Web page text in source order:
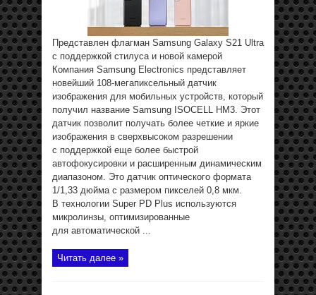
Представлен флагман Samsung Galaxy S21 Ultra
с поддержкой стилуса и новой камерой
Компания Samsung Electronics представляет
новейший 108-мегапиксельный датчик
изображения для мобильных устройств, который
получил название Samsung ISOCELL HM3. Этот
датчик позволит получать более четкие и яркие
изображения в сверхвысоком разрешении
с поддержкой еще более быстрой
автофокусировки и расширенным динамическим
диапазоном. Это датчик оптического формата
1/1,33 дюйма с размером пикселей 0,8 мкм.
В технологии Super PD Plus используются
микролинзы, оптимизированные
для автоматической ...
Читать далее »